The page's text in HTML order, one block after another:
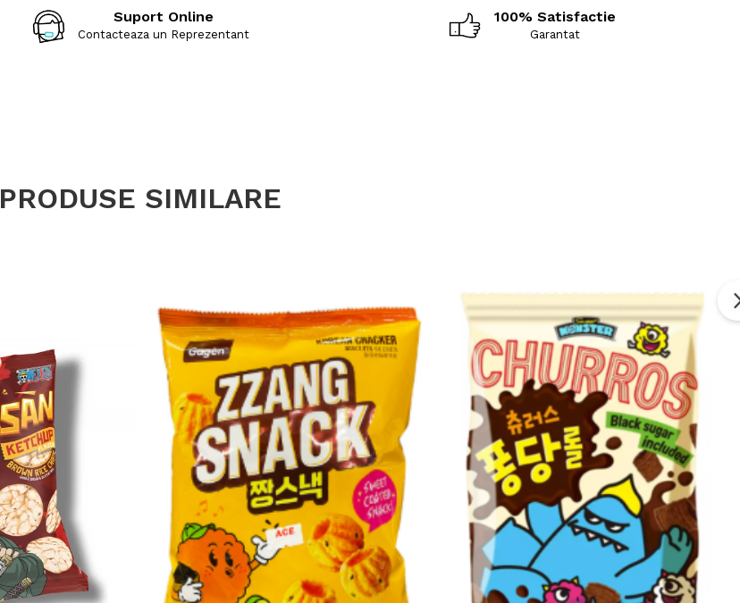
Suport Online
Contacteaza un Reprezentant
100% Satisfactie
Garantat
PRODUSE SIMILARE